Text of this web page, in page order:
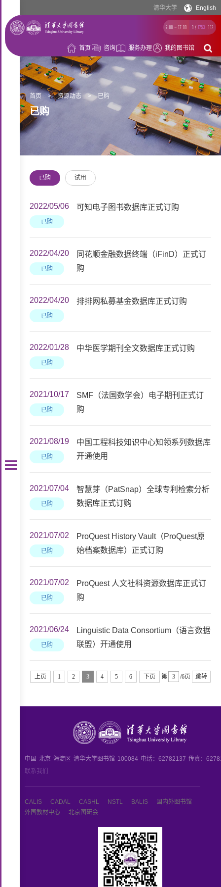
清华大学 English
9:00 ~ 17:00 0 / 1753 112
首页 咨询 服务办理 我的图书馆
借
阅
资
源
空
间
首页 > 资源动态 > 已购
已购
已购 试用
2022/05/06
已购
可知电子图书数据库正式订购
2022/04/20
已购
同花顺金融数据终端（iFinD）正式订
购
2022/04/20
已购
排排网私募基金数据库正式订购
2022/01/28
已购
中华医学期刊全文数据库正式订购
2021/10/17
已购
SMF（法国数学会）电子期刊正式订
购
2021/08/19
已购
中国工程科技知识中心知领系列数据库
开通使用
2021/07/04
已购
智慧芽（PatSnap）全球专利检索分析
数据库正式订购
2021/07/02
已购
ProQuest History Vault（ProQuest原
始档案数据库）正式订购
2021/07/02
已购
ProQuest 人文社科资源数据库正式订
购
2021/06/24
已购
Linguistic Data Consortium（语言数据
联盟）开通使用
上页 1 2 3 4 5 6 下页 第 /6页 跳转
中国 北京 海淀区 清华大学图书馆 100084 电话：62782137 传真：
联系我们
CALIS CADAL CASHL NSTL BALIS
国内外图书馆
外国教材中心
北京图研会